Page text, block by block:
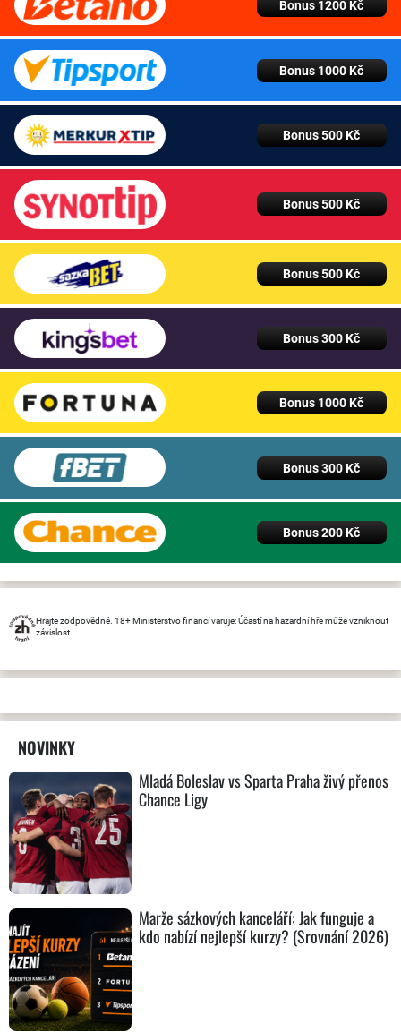
Bonus 1200 Kč
Bonus 1000 Kč
Bonus 500 Kč
Bonus 500 Kč
Bonus 500 Kč
Bonus 300 Kč
Bonus 1000 Kč
Bonus 300 Kč
Bonus 200 Kč
Hrajte zodpovědně. 18+ Ministerstvo financí varuje: Účastí na hazardní hře může vzniknout
závislost.
NOVINKY
Mladá Boleslav vs Sparta Praha živý přenos
Chance Ligy
Marže sázkových kanceláří: Jak funguje a
kdo nabízí nejlepší kurzy? (Srovnání 2026)